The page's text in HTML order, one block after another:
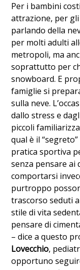
Per i bambini
attrazione, per gli
parlando della
per molti adulti
metropoli, ma
soprattutto per
snowboard. E
famiglie si
sulla neve.
dallo stress e
piccoli
qual è il
pratica sportiva
senza pensare ai
comportarsi
purtroppo
trascorso seduti
stile di vita
pensare di
– dice a questo
Lovecchio,
opportuno